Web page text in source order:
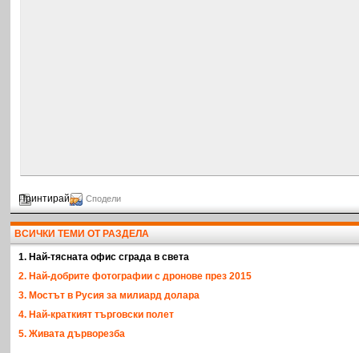
Принтирай Сподели
ВСИЧКИ ТЕМИ ОТ РАЗДЕЛА
1. Най-тясната офис сграда в света
2. Най-добрите фотографии с дронове през 2015
3. Мостът в Русия за милиард долара
4. Най-краткият търговски полет
5. Живата дърворезба